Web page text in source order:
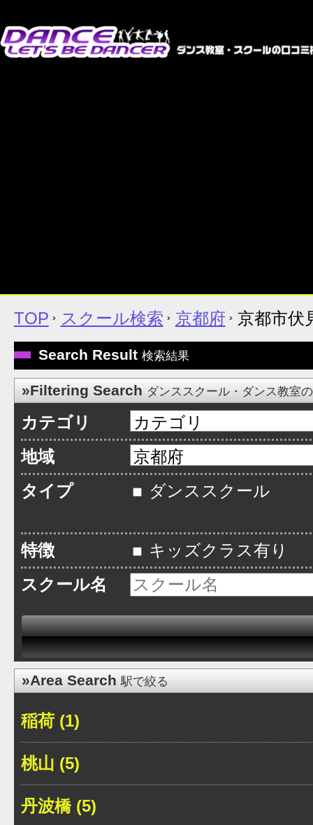
TOP スクール検索 京都府 京都市伏
Search Result 検索結果
»Filtering Search ダンススクール・ダンス教室
カテゴリ
地域
タイプ
ダンススクール
特徴
キッズクラス有り
スクール名
»Area Search駅で絞る
稲荷 (1)
桃山 (5)
丹波橋 (5)